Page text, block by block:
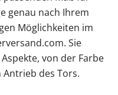
genau nach Ihrem
Möglichkeiten im
Sie
von der Farbe
des Tors.